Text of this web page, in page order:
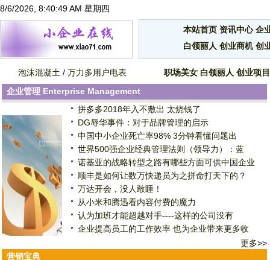
8/6/2026, 8:40:49 AM 星期四
本站首页 资讯中心 企
白领丽人 创业商机 创
泡沫混凝土 / 万力多用户电表 职场美女 白领丽人 创业项目
企业管理 Enterprise Management
拼多多2018年入不敷出 太烧钱了
DG辱华事件：对于品牌管理的启示
中国中小企业死亡率98% 3分钟看懂问题出
世界500强企业经典管理法则（领导力）：蓝
诺基亚的战略转型之路有哪些方面可供中国企业
顺丰是如何让数万快递员为之拼命打天下的？
万达开会，没人敢睡！
从小米和腾迅看内容付费的魔力
认为加班才能超越对手----这样的公司没有
企业提高员工的工作效率 也为企业带来更多收
更多>>
营销宝典